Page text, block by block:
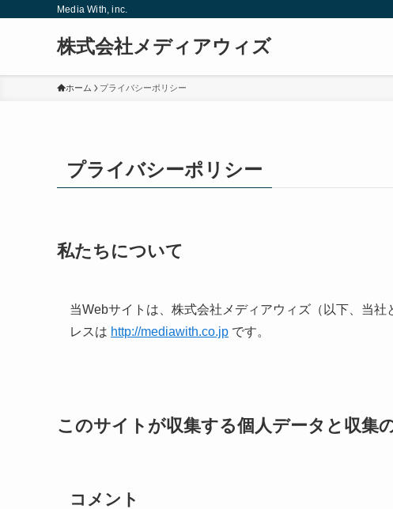
Media With, inc.
株式会社メディアウィズ
ホーム プライバシーポリシー
プライバシーポリシー
私たちについて
当Webサイトは、株式会社メディアウィズ（以下、当
レスは http://mediawith.co.jp です。
このサイトが収集する個人データと収集
コメント